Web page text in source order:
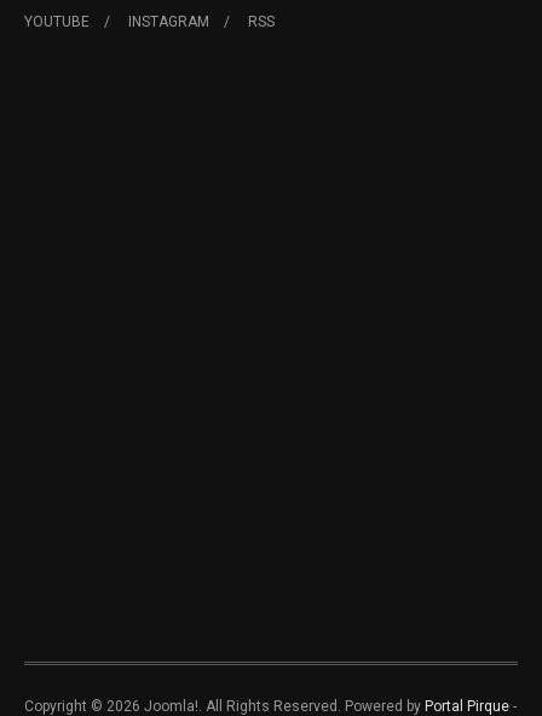
YOUTUBE
INSTAGRAM RSS
Copyright © 2026 Joomla!. All Rights Reserved. Powered by Portal Pirque -